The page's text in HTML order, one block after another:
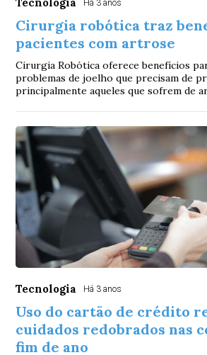
Há 3 anos
Cirurgia robótica traz
pacientes com artrose
Cirurgia Robótica oferece benefícios
problemas de joelho que precisam de
principalmente aqueles que sofrem de
Tecnologia Há 3 anos
Uso do cartão de crédito
cuidados redobrados nas
fim de ano